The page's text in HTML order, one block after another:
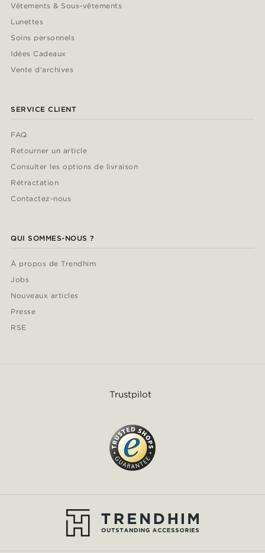
Vêtements & Sous-vêtements
Lunettes
Soins personnels
Idées Cadeaux
Vente d'archives
SERVICE CLIENT
FAQ
Retourner un article
Consulter les options de livraison
Rétractation
Contactez-nous
QUI SOMMES-NOUS ?
À propos de Trendhim
Jobs
Nouveaux articles
Presse
RSE
Trustpilot